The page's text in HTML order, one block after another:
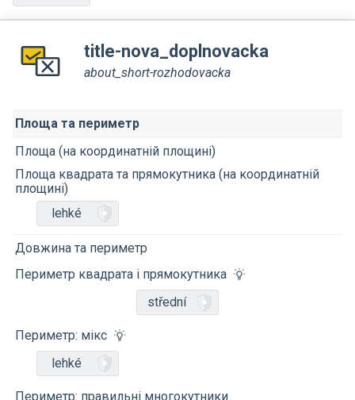
title-nova_doplnovacka
about_short-rozhodovacka
Площа та периметр
Площа (на координатній площині)
Площа квадрата та прямокутника (на координатній
площині)
lehké
Довжина та периметр
Периметр квадрата і прямокутника
střední
Периметр: мікс
lehké
Периметр: правильні многокутники